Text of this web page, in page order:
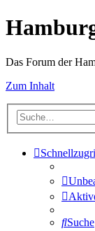
Das Forum der
Zum Inhalt
Suche